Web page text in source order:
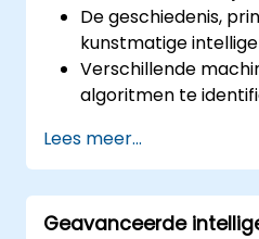
De geschiedenis,
kunstmatige
Verschillende
algoritmen te
Gegevens effectief
analyseren voor AI-
De praktische
beperkingen van AI
Lees meer...
Geavanceerde